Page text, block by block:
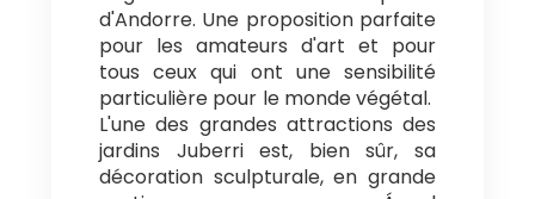
d'Andorre. Une proposition parfaite
pour les amateurs d'art et pour
tous ceux qui ont une sensibilité
particulière pour le monde végétal.
L'une des grandes attractions des
jardins Juberri est, bien sûr, sa
décoration sculpturale, en grande